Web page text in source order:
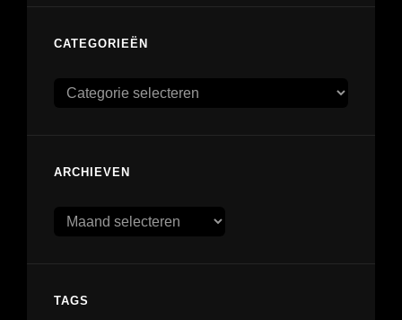
CATEGORIEËN
Categorieën
ARCHIEVEN
Archieven
TAGS